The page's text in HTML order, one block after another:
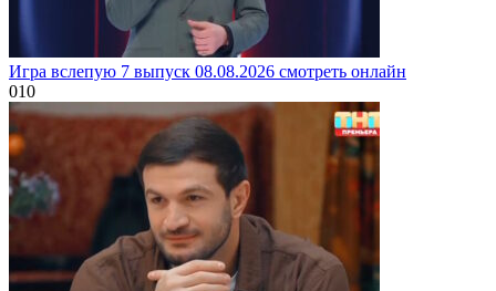
Игра вслепую 7 выпуск 08.08.2026 смотреть онлайн
010